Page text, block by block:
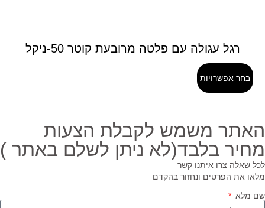
רגל עגולה עם פלטה מרובעת קוטר 50-ניקל
בחר אפשרויות
משמש לקבלת הצעות
בלבד(לא ניתן לשלם באתר )
שאלה צרו איתנו קשר
את הפרטים ונחזור בהקדם
מלא